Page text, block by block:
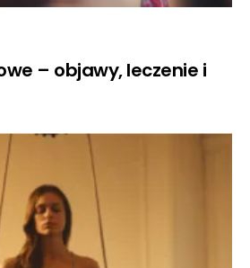
– objawy, leczenie i